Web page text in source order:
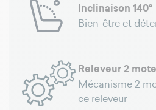
Inclinaison 140°
Bien-être et
Releveur 2
Mécanisme 2
ce releveur